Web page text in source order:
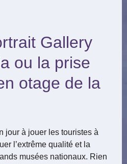
Gallery
ou la prise
otage de la
jour à jouer les touristes à
l’extrême qualité et la
musées nationaux. Rien